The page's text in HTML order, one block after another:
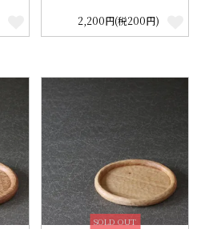
2,200円(税200円)
SOLD OUT